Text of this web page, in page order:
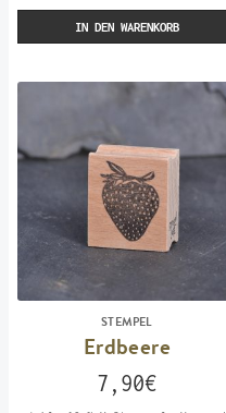
IN DEN WARENKORB
STEMPEL
Erdbeere
7,90€